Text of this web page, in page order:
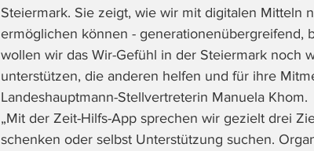
Steiermark. Sie zeigt, wie wir mit digitalen Mitteln
ermöglichen können - generationenübergreifend,
wollen wir das Wir-Gefühl in der Steiermark noch
unterstützen, die anderen helfen und für ihre
Landeshauptmann-Stellvertreterin Manuela Khom.
„Mit der Zeit-Hilfs-App sprechen wir gezielt drei
schenken oder selbst Unterstützung suchen.